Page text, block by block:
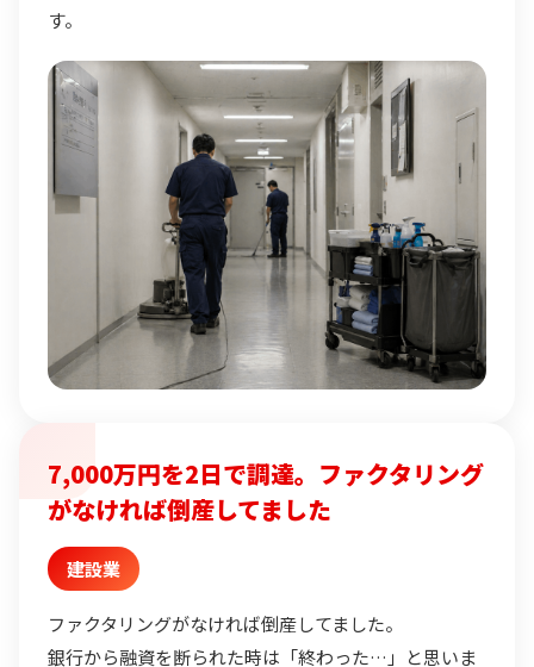
す。
7,000万円を2日で調達。ファクタリング
がなければ倒産してました
建設業
ファクタリングがなければ倒産してました。
銀行から融資を断られた時は「終わった…」と思いま